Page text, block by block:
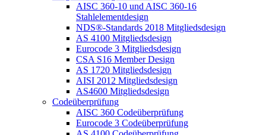
AISC 360-10 und AISC 360-16
Stahlelementdesign
NDS®-Standards 2018 Mitgliedsdesign
AS 4100 Mitgliedsdesign
Eurocode 3 Mitgliedsdesign
CSA S16 Member Design
AS 1720 Mitgliedsdesign
AISI 2012 Mitgliedsdesign
AS4600 Mitgliedsdesign
Codeüberprüfung
AISC 360 Codeüberprüfung
Eurocode 3 Codeüberprüfung